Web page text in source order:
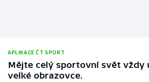
APLIKACE ČT SPORT
Mějte celý sportovní svět vždy
velké obrazovce.